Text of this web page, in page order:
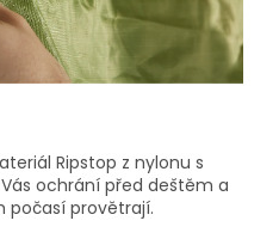
Ripstop z nylonu s
ochrání před deštěm a
počasí provětrají.